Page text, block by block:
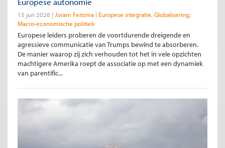
15 jun 2026 Joram Feitsma Europese integratie Globalisering
Macro-economische politiek
Europese leiders proberen de voortdurende dreigende en
agressieve communicatie van Trumps bewind te absorberen.
De manier waarop zij zich verhouden tot het in vele opzichten
machtigere Amerika roept de associatie op met een dynamiek
van parentific...